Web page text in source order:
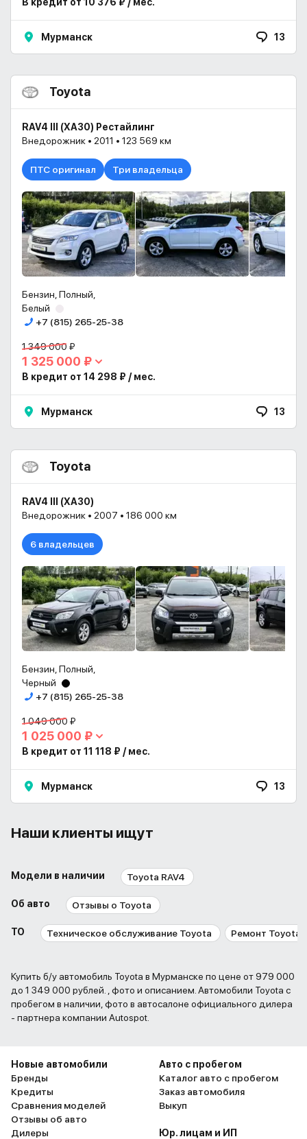
Мурманск 13
Toyota
RAV4 III (XA30) Рестайлинг
Внедорожник • 2011 • 123 569 км
ПТС оригинал Три владельца
Бензин, Полный,
Белый
+7 (815) 265-25-38
1 349 000 ₽
1 325 000 ₽
В кредит от 14 298 ₽ / мес.
Мурманск 13
Toyota
RAV4 III (XA30)
Внедорожник • 2007 • 186 000 км
6 владельцев
Бензин, Полный,
Черный
+7 (815) 265-25-38
1 049 000 ₽
1 025 000 ₽
В кредит от 11 118 ₽ / мес.
Мурманск 13
Наши клиенты ищут
Модели в наличии Toyota RAV4
Об авто Отзывы о Toyota
ТО Техническое обслуживание Toyota Ремонт Toyota
Купить б/у автомобиль Toyota в Мурманске по цене от 979 000
до 1 349 000 рублей. , фото и описанием. Автомобили Toyota с
пробегом в наличии, фото в автосалоне официального дилера
- партнера компании Autospot.
Новые автомобили
Бренды
Кредиты
Сравнения моделей
Отзывы об авто
Дилеры
Авто с пробегом
Каталог авто с пробегом
Заказ автомобиля
Выкуп
Юр. лицам и ИП